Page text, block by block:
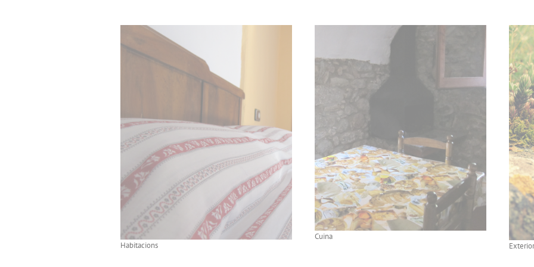
Habitacions
Cuina
Exterior